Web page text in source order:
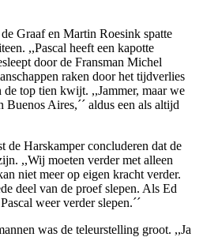
Graaf en Martin Roesink spatte
,,Pascal heeft een kapotte
door de Fransman Michel
raken door het tijdverlies
de top tien kwijt. ,,Jammer, maar we
Aires,´´ aldus een als altijd
de Harskamper concluderen dat de
,,Wij moeten verder met alleen
niet meer op eigen kracht verder.
deel van de proef slepen. Als Ed
weer verder slepen.´´
was de teleurstelling groot. ,,Ja